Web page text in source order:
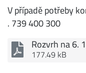
V případě potřeby
. 739 400 300
Rozvrh na 6.
177.49 kB